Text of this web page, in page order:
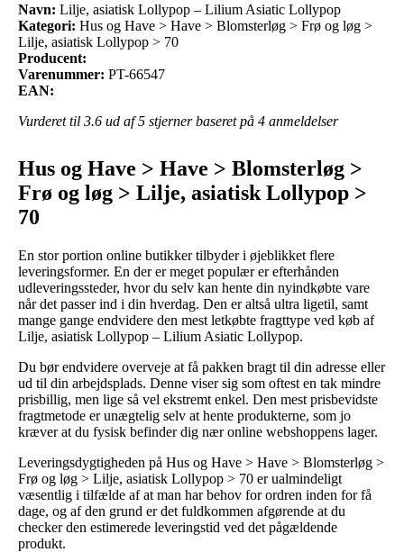
Navn: Lilje, asiatisk Lollypop – Lilium Asiatic Lollypop
Kategori: Hus og Have > Have > Blomsterløg > Frø og løg >
Lilje, asiatisk Lollypop > 70
Producent:
Varenummer: PT-66547
EAN:
Vurderet til 3.6 ud af 5 stjerner baseret på 4 anmeldelser
Hus og Have > Have > Blomsterløg >
Frø og løg > Lilje, asiatisk Lollypop >
70
En stor portion online butikker tilbyder i øjeblikket flere
leveringsformer. En der er meget populær er efterhånden
udleveringssteder, hvor du selv kan hente din nyindkøbte vare
når det passer ind i din hverdag. Den er altså ultra ligetil, samt
mange gange endvidere den mest letkøbte fragttype ved køb af
Lilje, asiatisk Lollypop – Lilium Asiatic Lollypop.
Du bør endvidere overveje at få pakken bragt til din adresse eller
ud til din arbejdsplads. Denne viser sig som oftest en tak mindre
prisbillig, men lige så vel ekstremt enkel. Den mest prisbevidste
fragtmetode er unægtelig selv at hente produkterne, som jo
kræver at du fysisk befinder dig nær online webshoppens lager.
Leveringsdygtigheden på Hus og Have > Have > Blomsterløg >
Frø og løg > Lilje, asiatisk Lollypop > 70 er ualmindeligt
væsentlig i tilfælde af at man har behov for ordren inden for få
dage, og af den grund er det fuldkommen afgørende at du
checker den estimerede leveringstid ved det pågældende
produkt.